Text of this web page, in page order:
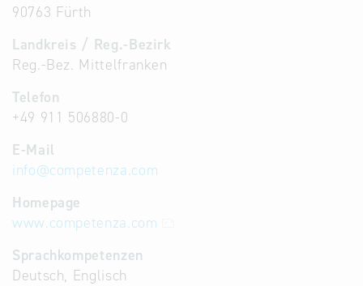
90763 Fürth
Landkreis / Reg.-Bezirk
Reg.-Bez. Mittelfranken
Telefon
+49 911 506880-0
E-Mail
info@competenza.com
Homepage
www.competenza.com
Sprachkompetenzen
Deutsch, Englisch